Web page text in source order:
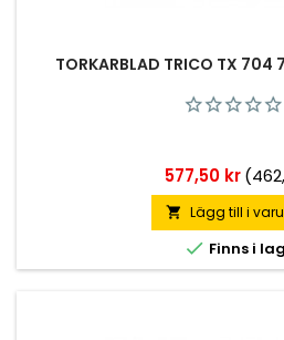
TORKARBLAD TRICO TX 704
Pris
577,50 kr
 Lägg till i
 Finns i